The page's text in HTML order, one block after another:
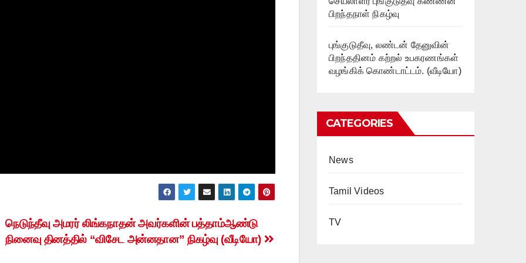
நெடுந்தீவு அமரர் லிங்கநாதன் அவர்களின் பத்தாம்ஆண்டு
நினைவு தினத்தில் “விசேட அன்னதான” நிகழ்வு (வீடியோ)
பிறந்தநாள் நிகழ்வு
புங்குடுதீவு, லண்டன் தேனுவின்
பிறந்ததினம் கற்றல் உபகரணங்கள்
வழங்கிக் கொண்டாட்டம். (வீடியோ)
CATEGORIES
News
Tamil Videos
TV